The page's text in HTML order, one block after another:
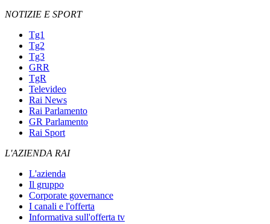
NOTIZIE E SPORT
Tg1
Tg2
Tg3
GRR
TgR
Televideo
Rai News
Rai Parlamento
GR Parlamento
Rai Sport
L'AZIENDA RAI
L'azienda
Il gruppo
Corporate governance
I canali e l'offerta
Informativa sull'offerta tv